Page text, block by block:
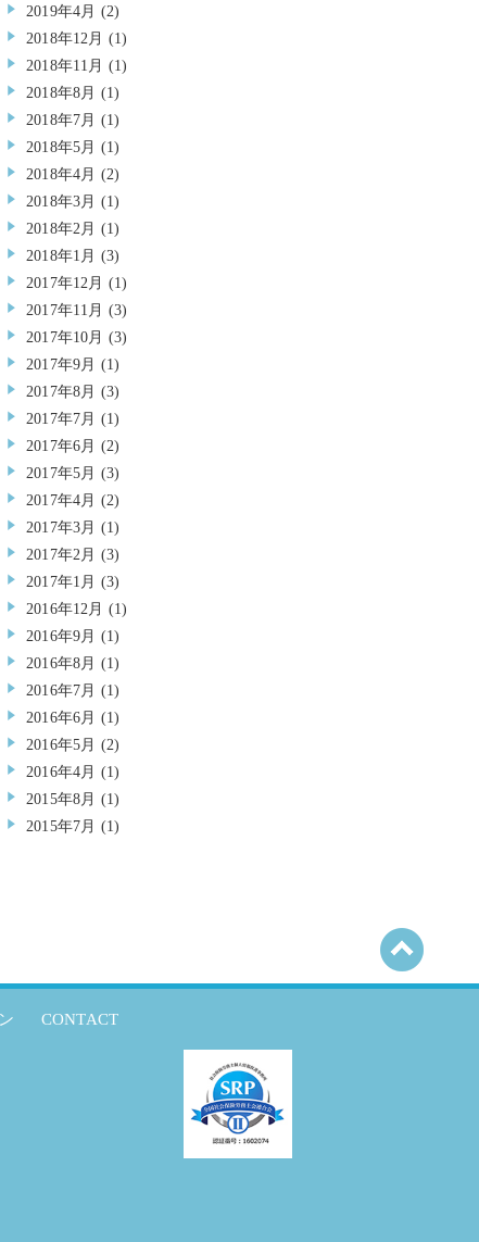
2019年4月 (2)
2018年12月 (1)
2018年11月 (1)
2018年8月 (1)
2018年7月 (1)
2018年5月 (1)
2018年4月 (2)
2018年3月 (1)
2018年2月 (1)
2018年1月 (3)
2017年12月 (1)
2017年11月 (3)
2017年10月 (3)
2017年9月 (1)
2017年8月 (3)
2017年7月 (1)
2017年6月 (2)
2017年5月 (3)
2017年4月 (2)
2017年3月 (1)
2017年2月 (3)
2017年1月 (3)
2016年12月 (1)
2016年9月 (1)
2016年8月 (1)
2016年7月 (1)
2016年6月 (1)
2016年5月 (2)
2016年4月 (1)
2015年8月 (1)
2015年7月 (1)
CONTACT